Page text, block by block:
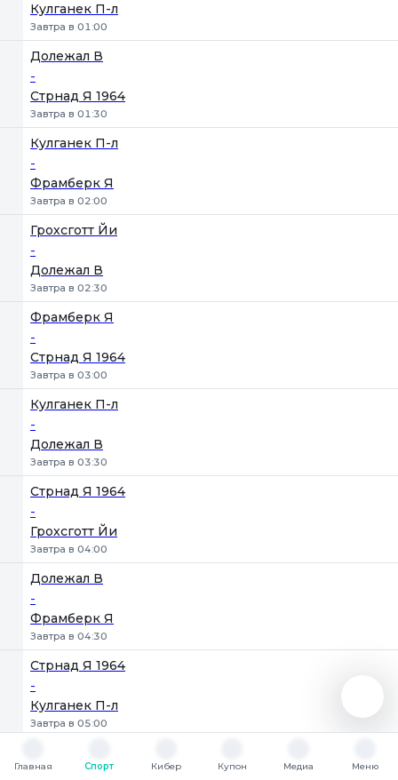
Кулганек П-л
Завтра в 01:00
Долежал В
-
Стрнад Я 1964
Завтра в 01:30
Кулганек П-л
-
Фрамберк Я
Завтра в 02:00
Грохсготт Йи
-
Долежал В
Завтра в 02:30
Фрамберк Я
-
Стрнад Я 1964
Завтра в 03:00
Кулганек П-л
-
Долежал В
Завтра в 03:30
Стрнад Я 1964
-
Грохсготт Йи
Завтра в 04:00
Долежал В
-
Фрамберк Я
Завтра в 04:30
Стрнад Я 1964
-
Кулганек П-л
Завтра в 05:00
-
Главная
Спорт
Кибер
Купон
Медиа
Меню